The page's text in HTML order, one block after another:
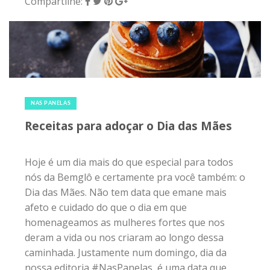
NAS PANELAS
Receitas para adoçar o Dia das Mães
Hoje é um dia mais do que especial para todos
nós da Bemglô e certamente pra você também: o
Dia das Mães. Não tem data que emane mais
afeto e cuidado do que o dia em que
homenageamos as mulheres fortes que nos
deram a vida ou nos criaram ao longo dessa
caminhada. Justamente num domingo, dia da